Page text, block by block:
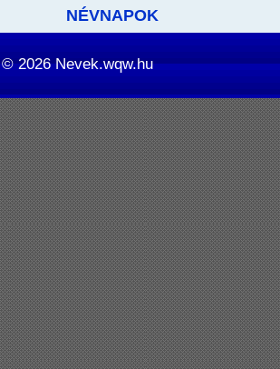
NÉVNAPOK
© 2026Nevek.wqw.hu